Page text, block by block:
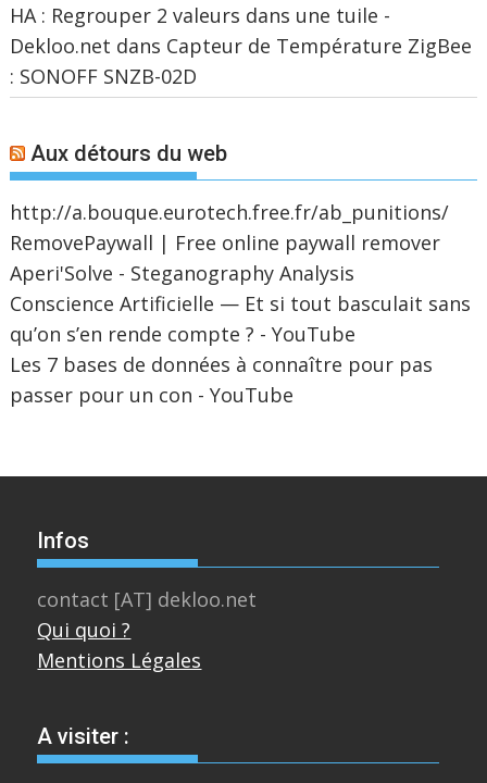
HA : Regrouper 2 valeurs dans une tuile -
Dekloo.net dans Capteur de Température ZigBee
: SONOFF SNZB-02D
Aux détours du web
http://a.bouque.eurotech.free.fr/ab_punitions/
RemovePaywall | Free online paywall remover
Aperi'Solve - Steganography Analysis
Conscience Artificielle — Et si tout basculait sans
qu’on s’en rende compte ? - YouTube
Les 7 bases de données à connaître pour pas
passer pour un con - YouTube
Infos
contact [AT] dekloo.net
Qui quoi ?
Mentions Légales
A visiter :